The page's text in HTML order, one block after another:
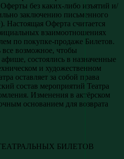
без каких-либо изъятий и/
заключению письменного
Настоящая Оферта считается
взаимоотношениях
по покупке-продаже Билетов.
все возможное, чтобы
состоялись в назначенные
и художественном
оставляет за собой права
состав мероприятий Театра
Изменения в актёрском
основанием для возврата
БИЛЕТОВ